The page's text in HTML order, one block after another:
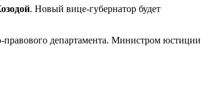
. Новый вице-губернатор будет
правового департамента. Министром юстиции